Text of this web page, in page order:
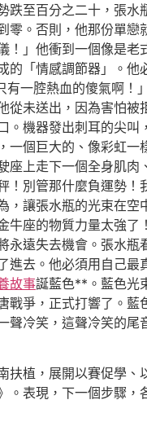
至百分之二十，張
零。否則，他那份單
」他衝到一個像是
「情感調節器」。
一腔熱血的傻氣啊！
未送出，因為害怕
機器發出刺耳的尖
個巨大的、像彩虹
座上走下一個全身肌
！別管那什麼負運勢
讓張水瓶的光束在
座的物質力量太強
遠失去機會。張水
去。他必須用自己
故事誕藍色**。藍色光
爭，正式打響了。
冷笑，這聲冷笑的
植，展開以賽促學
表現，下一個步驟